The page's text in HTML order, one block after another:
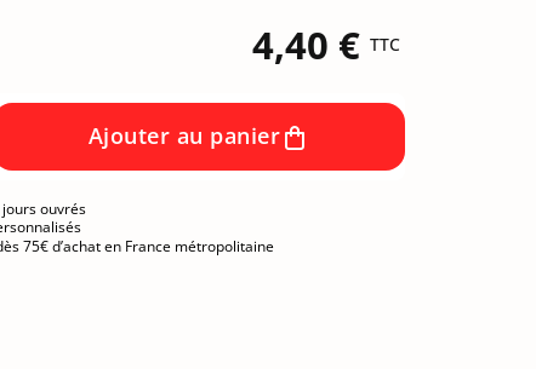
4,40 € TTC
Ajouter au panier
ouvrés
75€ d’achat en France métropolitaine